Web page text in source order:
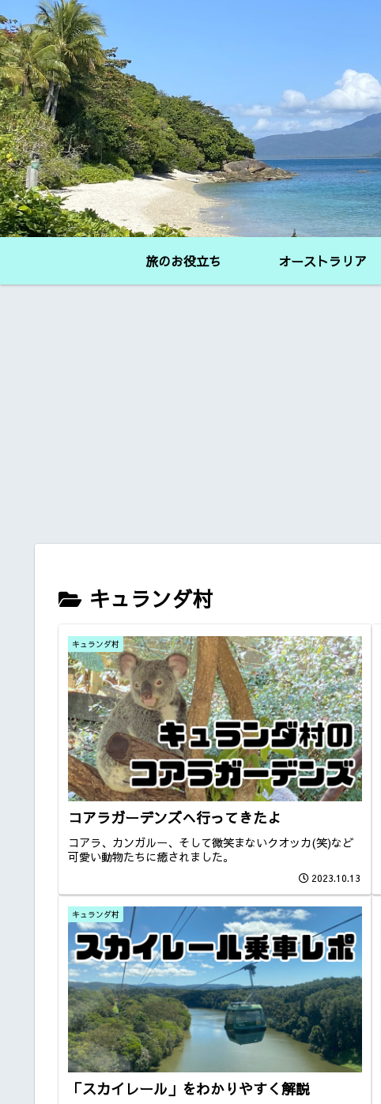
旅のお役立ち オーストラリア
キュランダ村
キュランダ村
コアラガーデンズへ行ってきたよ
コアラ、カンガルー、そして微笑まないクオッカ(笑)など
可愛い動物たちに癒されました。
2023.10.13
キュランダ村
「スカイレール」をわかりやすく解説